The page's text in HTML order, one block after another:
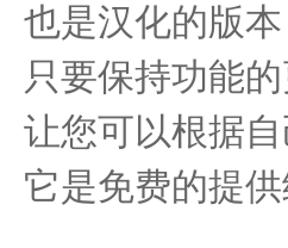
也是汉化的版
只要保持功能
让您可以根据
它是免费的提